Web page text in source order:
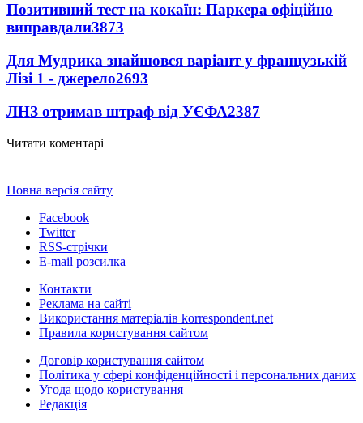
Позитивний тест на кокаїн: Паркера офіційно
виправдали3873
Для Мудрика знайшовся варіант у французькій
Лізі 1 - джерело2693
ЛНЗ отримав штраф від УЄФА2387
Читати коментарі
Повна версія сайту
Facebook
Twitter
RSS-стрічки
E-mail розсилка
Контакти
Реклама на сайті
Використання матеріалів korrespondent.net
Правила користування сайтом
Договір користування сайтом
Політика у сфері конфіденційності і персональних даних
Угода щодо користування
Редакція